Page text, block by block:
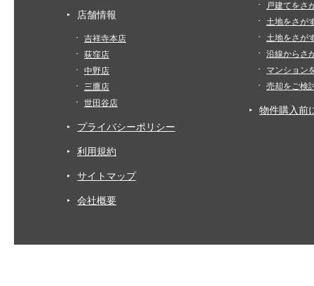
店舗情報
吉祥寺本店
荻窪店
中野店
三鷹店
世田谷店
プライバシーポリシー
利用規約
サイトマップ
会社概要
戸建てをさ
土地をさが
土地をさが
沿線からさ
マンション
売却をご検
物件購入前